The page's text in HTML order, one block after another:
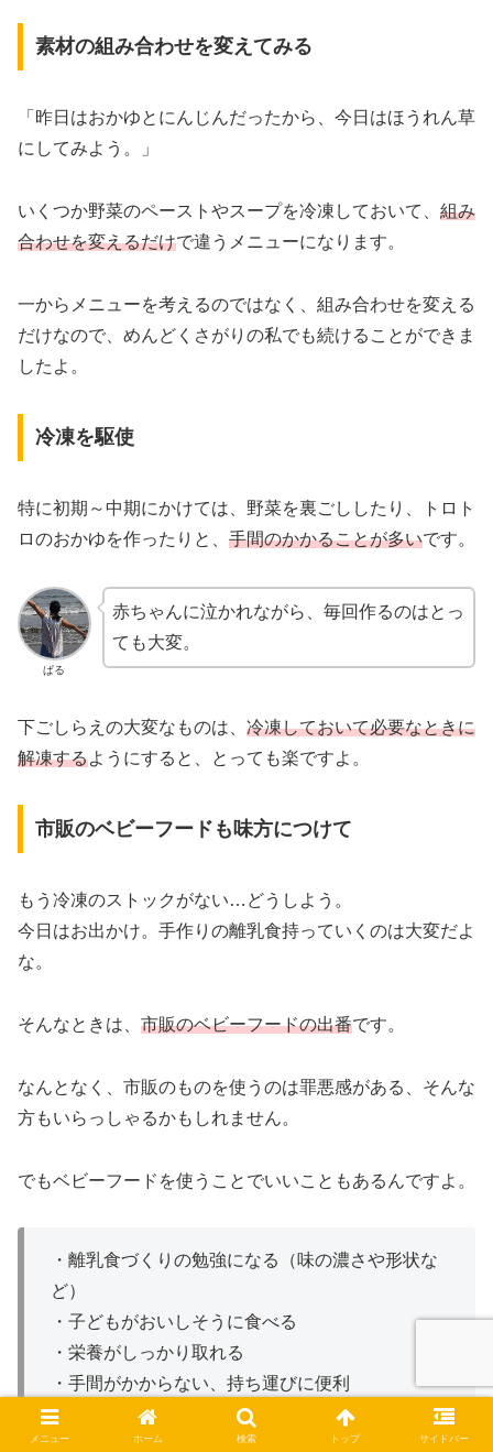
素材の組み合わせを変えてみる
「昨日はおかゆとにんじんだったから、今日はほうれん草
にしてみよう。」
いくつか野菜のペーストやスープを冷凍しておいて、 組み
合わせを変えるだけで違うメニューになります。
一からメニューを考えるのではなく、組み合わせを変える
だけなので、めんどくさがりの私でも続けることができま
したよ。
冷凍を駆使
特に初期～中期にかけては、野菜を裏ごししたり、トロト
ロのおかゆを作ったりと、 手間のかかることが多いです。
ぱる
赤ちゃんに泣かれながら、毎回作るのはとっ
ても大変。
下ごしらえの大変なものは、 冷凍しておいて必要なときに
解凍するようにすると、とっても楽ですよ。
市販のベビーフードも味方につけて
もう冷凍のストックがない…どうしよう。
今日はお出かけ。手作りの離乳食持っていくのは大変だよ
な。
そんなときは、 市販のベビーフードの出番です。
なんとなく、市販のものを使うのは罪悪感がある、そんな
方もいらっしゃるかもしれません。
でもベビーフードを使うことでいいこともあるんですよ。
・離乳食づくりの勉強になる（味の濃さや形状な
ど）
・子どもがおいしそうに食べる
・栄養がしっかり取れる
・手間がかからない、持ち運びに便利
メニュー ホーム 検索 トップ サイドバー